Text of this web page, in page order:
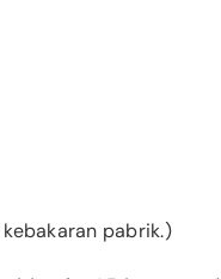
pabrik.)